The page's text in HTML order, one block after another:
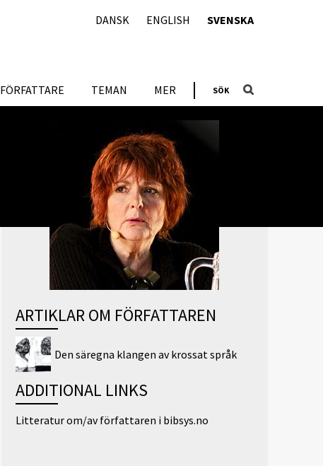
FÖRFATTARE TEMAN MER SÖK
DANSK ENGLISH SVENSKA
ARTIKLAR OM FÖRFATTAREN
Den säregna klangen av krossat språk
ADDITIONAL LINKS
Litteratur om/av författaren i bibsys.no